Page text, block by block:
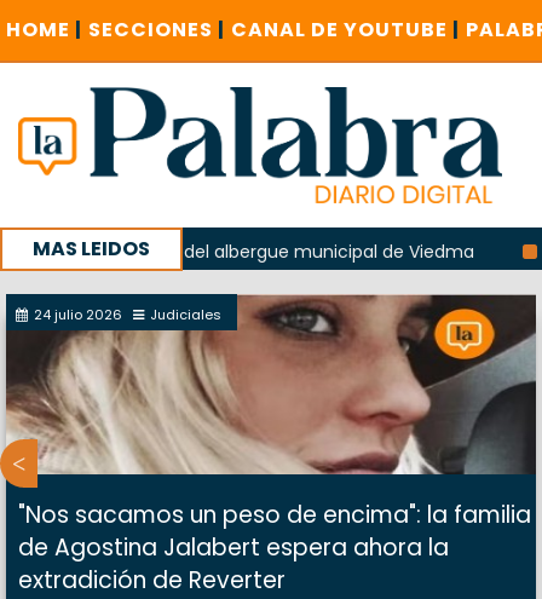
HOME | SECCIONES | CANAL DE YOUTUBE |
MAS LEIDOS
explosión del albergue municipal de Viedma La
con un encuentro provincial en Roca
24 julio 2026 Judiciales
"Nos sacamos un peso de encima": la familia
de Agostina Jalabert espera ahora la
extradición de Reverter